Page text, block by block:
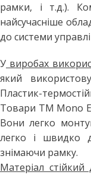
рамки, і т.д.).
найсучасніше
до системи
У виробах
який
Пластик-
Товари ТМ Mono
Вони легко
легко і швидко
знімаючи рамку.
Матеріал